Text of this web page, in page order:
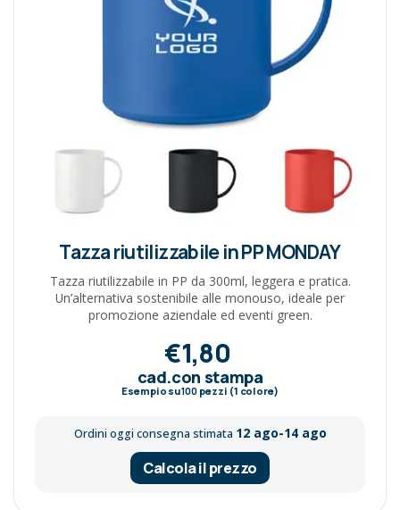
Tazza riutilizzabile in PP MONDAY
Tazza riutilizzabile in PP da 300ml, leggera e pratica.
Un’alternativa sostenibile alle monouso, ideale per
promozione aziendale ed eventi green.
€1,80
cad.con stampa
Esempio su100pezzi (1 colore)
Ordini oggi consegna stimata 12 ago-14 ago
Calcola il prezzo